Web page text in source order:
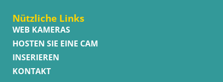
Nützliche Links
WEB KAMERAS
HOSTEN SIE EINE CAM
INSERIEREN
KONTAKT